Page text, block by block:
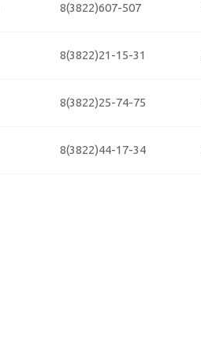
8(3822)607-507
8(3822)21-15-31
8(3822)25-74-75
8(3822)44-17-34